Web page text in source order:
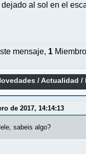
al sol en el
mensaje, 1
/ Actualidad /
de 2017, 14:14:13
sabeis algo?